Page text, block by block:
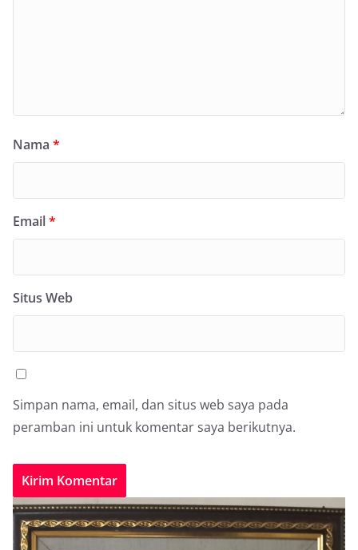
Nama *
Email*
Situs Web
Simpan nama, email, dan situs web saya pada
peramban ini untuk komentar saya berikutnya.